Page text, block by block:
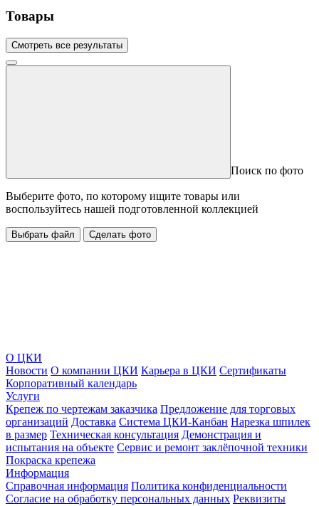
Товары
Смотреть все результаты
Поиск по фото
Выберите фото, по которому ищите товары или
воспользуйтесь нашей подготовленной коллекцией
Выбрать файл Сделать фото
О ЦКИ
Новости О компании ЦКИ Карьера в ЦКИ Сертификаты
Корпоративный календарь
Услуги
Крепеж по чертежам заказчика Предложение для торговых
организаций Доставка Система ЦКИ-Канбан Нарезка шпилек
в размер Техническая консультация Демонстрация и
испытания на объекте Сервис и ремонт заклёпочной техники
Покраска крепежа
Информация
Справочная информация Политика конфиденциальности
Согласие на обработку персональных данных Реквизиты